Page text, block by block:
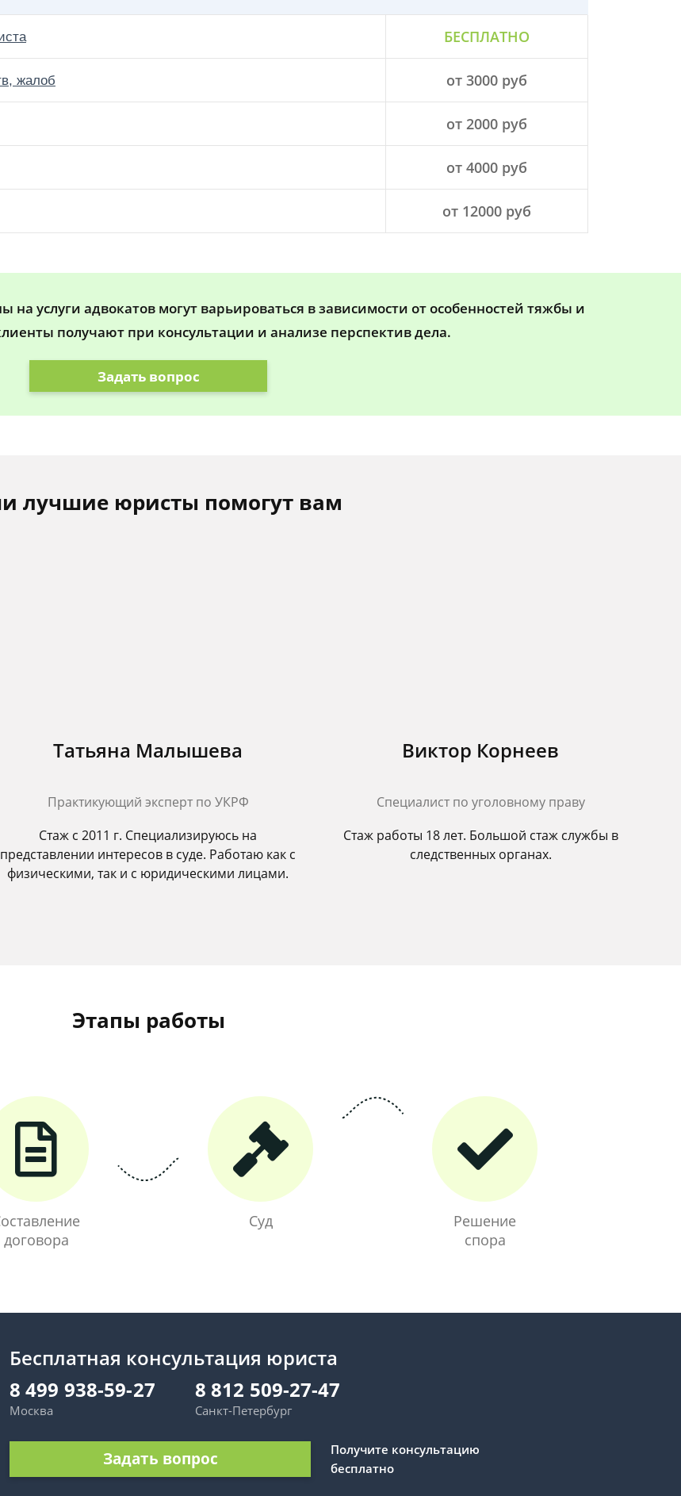
БЕСПЛАТНО
жалоб от 3000 руб
от 2000 руб
от 4000 руб
от 12000 руб
услуги адвокатов могут варьироваться в зависимости от особенностей тяжбы и
получают при консультации и анализе перспектив дела.
Задать вопрос
лучшие юристы помогут вам
Татьяна Малышева
Практикующий эксперт по УКРФ
Стаж с 2011 г. Специализируюсь на
представлении интересов в суде. Работаю как с
физическими, так и с юридическими лицами.
Виктор Корнеев
Cпециалист по уголовному праву
Стаж работы 18 лет. Большой стаж службы в
следственных органах.
Этапы работы
договора
Суд
Решение
спора
Бесплатная консультация юриста
8 499 938-59-27
Москва
8 812 509-27-47
Санкт-Петербург
Задать вопрос
Получите консультацию
бесплатно